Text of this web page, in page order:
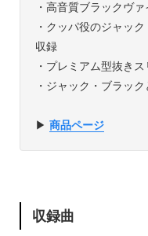
・高音質ブラックヴ
・クッパ役のジャッ
収録
・プレミアム型抜き
・ジャック・ブラッ
▶︎ 商品ページ
収録曲